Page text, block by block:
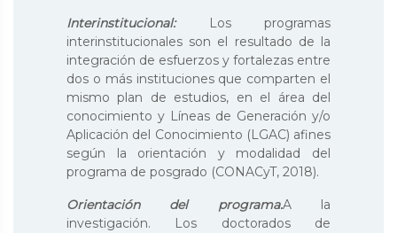
Interinstitucional:Los programas
interinstitucionales son el resultado de la
integración de esfuerzos y fortalezas entre
dos o más instituciones que comparten el
mismo plan de estudios, en el área del
conocimiento y Líneas de Generación y/o
Aplicación del Conocimiento (LGAC) afines
según la orientación y modalidad del
programa de posgrado (CONACyT, 2018).
Orientación del programa.A la
investigación. Los doctorados de